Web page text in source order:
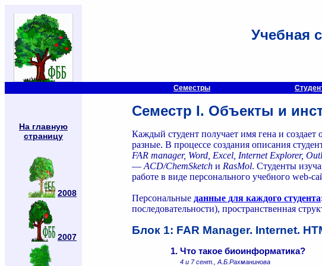
Учебная
Cеместры
На главную
страницу
2008
2007
Cеместр I. Объекты и
Каждый студент получает имя гена и
разные. В процессе создания описания
FAR manager, Word, Excel, Internet Explorer,
— ACD/ChemSketch и RasMol. Cтуденты
работе в виде персонального учебного web-
Персональные данные для каждого студента
последовательности), пространственная
Блок 1: FAR Manager. Internet.
1. Что такое биоинформатика?
4 и 7 сент., А.Б.Рахманинова